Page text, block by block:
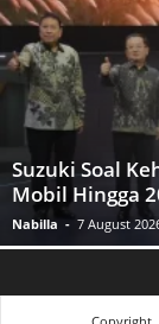
Suzuki Soal
Mobil Hingga
Nabilla - 7 August